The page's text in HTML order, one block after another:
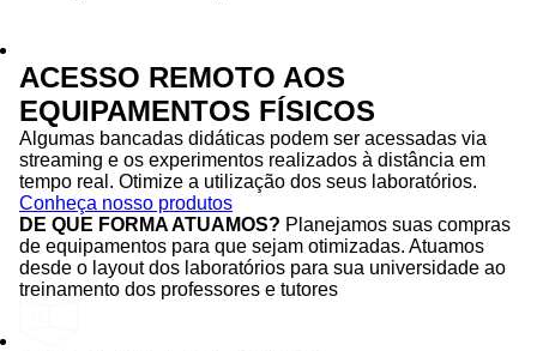
ACESSO REMOTO AOS
EQUIPAMENTOS FÍSICOS
Algumas bancadas didáticas podem ser acessadas via
streaming e os experimentos realizados à distância em
tempo real. Otimize a utilização dos seus laboratórios.
Conheça nosso produtos
DE QUE FORMA ATUAMOS? Planejamos suas compras
de equipamentos para que sejam otimizadas. Atuamos
desde o layout dos laboratórios para sua universidade ao
treinamento dos professores e tutores